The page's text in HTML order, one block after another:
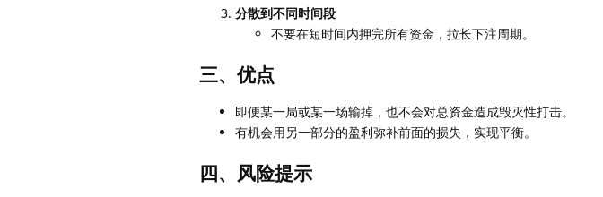
分散到不同时间段
不要在短时间内押完所有资金，拉长下注周期。
三、优点
即便某一局或某一场输掉，也不会对总资金造成毁灭性打击。
有机会用另一部分的盈利弥补前面的损失，实现平衡。
四、风险提示